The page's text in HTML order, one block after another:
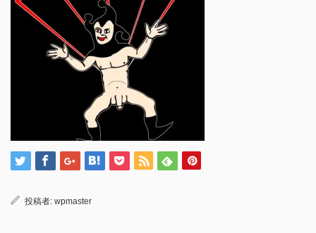
投稿者: wpmaster